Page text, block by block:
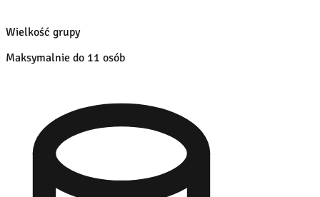
Wielkość grupy
Maksymalnie do 11 osób